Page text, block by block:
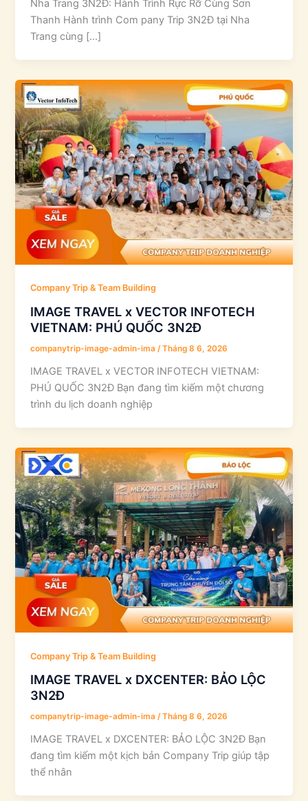
Nha Trang 3N2Đ: Hành Trình Rực Rỡ Cùng Sơn
Thanh Hành trình Com pany Trip 3N2Đ tại Nha
Trang cùng […]
Company Trip & Team Building
IMAGE TRAVEL x VECTOR INFOTECH
VIETNAM: PHÚ QUỐC 3N2Đ
companytrip-image-admin-ima/Tháng 8 6, 2026
IMAGE TRAVEL x VECTOR INFOTECH VIETNAM:
PHÚ QUỐC 3N2Đ Bạn đang tìm kiếm một chương
trình du lịch doanh nghiệp
Company Trip & Team Building
IMAGE TRAVEL x DXCENTER: BẢO LỘC
3N2Đ
companytrip-image-admin-ima/Tháng 8 6, 2026
IMAGE TRAVEL x DXCENTER: BẢO LỘC 3N2Đ Bạn
đang tìm kiếm một kịch bản Company Trip giúp tập
thể nhân